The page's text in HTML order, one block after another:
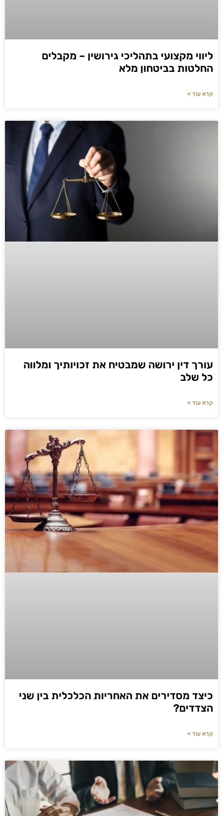
ליווי מקצועי בתהליכי גירושין – מקבלים
החלטות בביטחון מלא
קרא עוד »
עורך דין ירושה שמבטיח את זכויותיך ומלווה
כל שלב
קרא עוד »
כיצד מסדירים את האחריות הכלכלית בין שני
הצדדים?
קרא עוד »